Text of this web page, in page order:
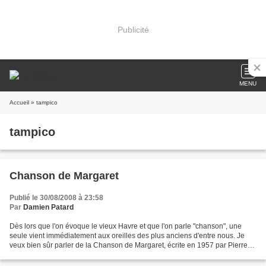
Publicité
MENU
Accueil » tampico
tampico
Chanson de Margaret
Publié le 30/08/2008 à 23:58
Par Damien Patard
Dès lors que l'on évoque le vieux Havre et que l'on parle "chanson", une
seule vient immédiatement aux oreilles des plus anciens d'entre nous. Je
veux bien sûr parler de la Chanson de Margaret, écrite en 1957 par Pierre